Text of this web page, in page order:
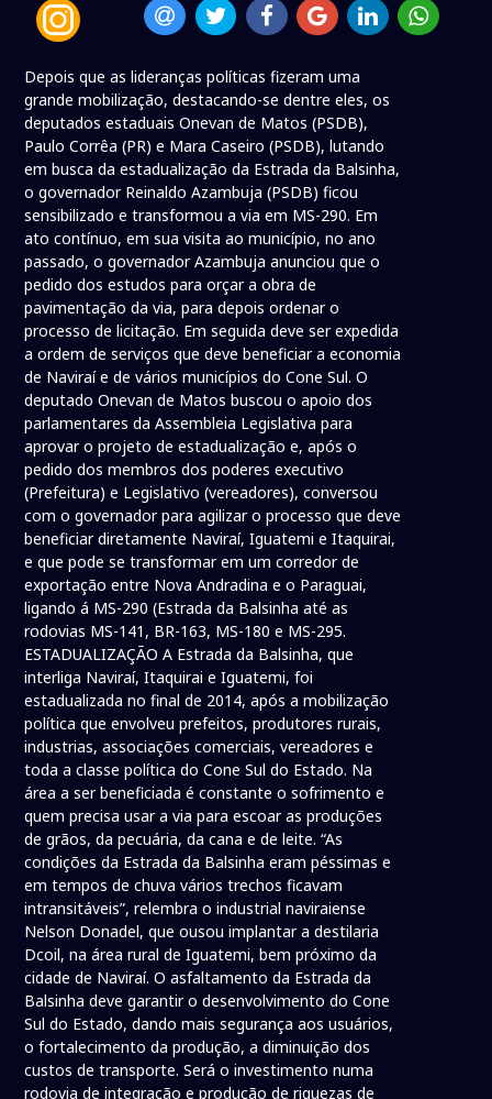
Depois que as lideranças políticas fizeram uma
grande mobilização, destacando-se dentre eles, os
deputados estaduais Onevan de Matos (PSDB),
Paulo Corrêa (PR) e Mara Caseiro (PSDB), lutando
em busca da estadualização da Estrada da Balsinha,
o governador Reinaldo Azambuja (PSDB) ficou
sensibilizado e transformou a via em MS-290. Em
ato contínuo, em sua visita ao município, no ano
passado, o governador Azambuja anunciou que o
pedido dos estudos para orçar a obra de
pavimentação da via, para depois ordenar o
processo de licitação. Em seguida deve ser expedida
a ordem de serviços que deve beneficiar a economia
de Naviraí e de vários municípios do Cone Sul. O
deputado Onevan de Matos buscou o apoio dos
parlamentares da Assembleia Legislativa para
aprovar o projeto de estadualização e, após o
pedido dos membros dos poderes executivo
(Prefeitura) e Legislativo (vereadores), conversou
com o governador para agilizar o processo que deve
beneficiar diretamente Naviraí, Iguatemi e Itaquirai,
e que pode se transformar em um corredor de
exportação entre Nova Andradina e o Paraguai,
ligando á MS-290 (Estrada da Balsinha até as
rodovias MS-141, BR-163, MS-180 e MS-295.
ESTADUALIZAÇÃO A Estrada da Balsinha, que
interliga Naviraí, Itaquirai e Iguatemi, foi
estadualizada no final de 2014, após a mobilização
política que envolveu prefeitos, produtores rurais,
industrias, associações comerciais, vereadores e
toda a classe política do Cone Sul do Estado. Na
área a ser beneficiada é constante o sofrimento e
quem precisa usar a via para escoar as produções
de grãos, da pecuária, da cana e de leite. “As
condições da Estrada da Balsinha eram péssimas e
em tempos de chuva vários trechos ficavam
intransitáveis”, relembra o industrial naviraiense
Nelson Donadel, que ousou implantar a destilaria
Dcoil, na área rural de Iguatemi, bem próximo da
cidade de Naviraí. O asfaltamento da Estrada da
Balsinha deve garantir o desenvolvimento do Cone
Sul do Estado, dando mais segurança aos usuários,
o fortalecimento da produção, a diminuição dos
custos de transporte. Será o investimento numa
rodovia de integração e produção de riquezas de